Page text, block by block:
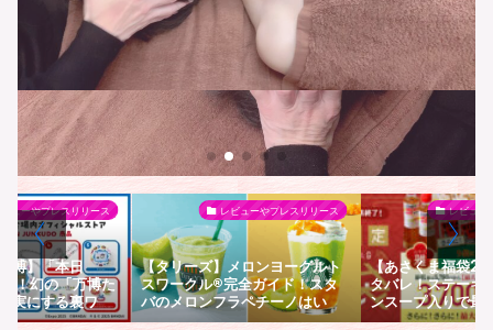
ビューやプレスリリース
ロンヨーグルト
全ガイド！スタ
ペチーノはい
売！おすすめカ
レビューやプレスリリース
【あさくま福袋2026】中身ネ
タバレ！ステーキ食事券やコー
ンスープ入りで最大1万円お得？
予約・発売日・口コミを徹底解
レビュー
【大阪・関西万博
ちゃん完全ガイド
でぬいぐるみがも
い方や特徴などご